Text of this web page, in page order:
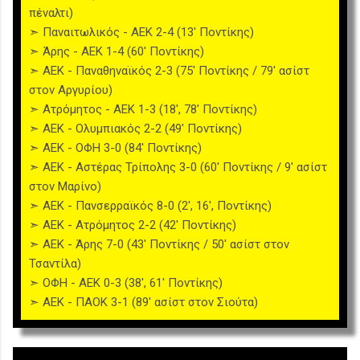
πέναλτι)
➣ Παναιτωλικός - ΑΕΚ 2-4 (13' Ποντίκης)
➣ Άρης - ΑΕK 1-4 (60' Ποντίκης)
➣ ΑΕΚ - Παναθηναϊκός 2-3 (75' Ποντίκης / 79' ασίστ
στον Αργυρίου)
➣ Ατρόμητος - ΑΕΚ 1-3 (18', 78' Ποντίκης)
➣ ΑΕΚ - Ολυμπιακός 2-2 (49' Ποντίκης)
➣ ΑΕΚ - ΟΦΗ 3-0 (84' Ποντίκης)
➣ ΑΕΚ - Αστέρας Τρίπολης 3-0 (60' Ποντίκης / 9' ασίστ
στον Μαρίνο)
➣ ΑΕΚ - Πανσερραϊκός 8-0 (2', 16', Ποντίκης)
➣ ΑΕΚ - Ατρόμητος 2-2 (42' Ποντίκης)
➣ ΑΕΚ - Άρης 7-0 (43' Ποντίκης / 50' ασίστ στον
Τσαντίλα)
➣ ΟΦΗ - ΑΕΚ 0-3 (38', 61' Ποντίκης)
➣ ΑΕΚ - ΠΑΟΚ 3-1 (89' ασίστ στον Σιούτα)